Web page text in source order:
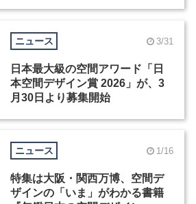
ニュース 3/31
日本最大級の空間アワード「日
本空間デザイン賞 2026」が、3
月30日より募集開始
ニュース 1/16
特集は大阪・関西万博、空間デ
ザインの「いま」がわかる書籍